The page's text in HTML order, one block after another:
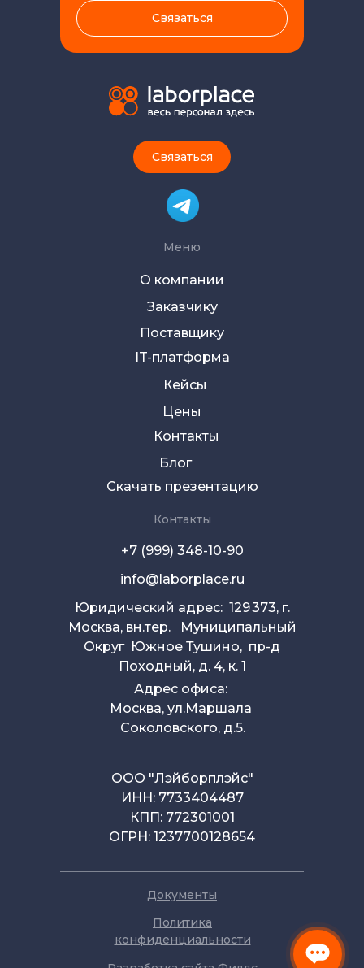
Связаться
Меню
Политика
конфиденциальности
Документы
О компании
Заказчику
Поставщику
Кейсы
Цены
Контакты
Блог
Связаться
Контакты
+7 (999) 348-10-90
info@laborplace.ru
Юридический адрес: 129 373, г.
Москва, вн.тер. Муниципальный
Округ Южное Тушино, пр-д
Походный, д. 4, к. 1
Адрес офиса:
Москва, ул.Маршала
Соколовского, д.5.
ООО "Лэйборплэйс"
ИНН: 7733404487
КПП: 772301001
ОГРН: 1237700128654
Скачать презентацию
IT-платформа